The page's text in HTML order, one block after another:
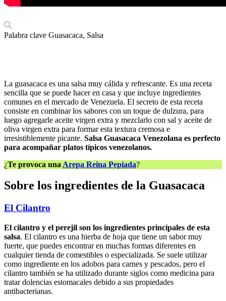
Palabra clave Guasacaca, Salsa
La guasacaca es una salsa muy cálida y refrescante. Es una receta
sencilla que se puede hacer en casa y que incluye ingredientes
comunes en el mercado de Venezuela. El secreto de esta receta
consiste en combinar los sabores con un toque de dulzura, para
luego agregarle aceite virgen extra y mezclarlo con sal y aceite de
oliva virgen extra para formar esta textura cremosa e
irresistiblemente picante. Salsa Guasacaca Venezolana es perfecto
para acompañar platos típicos venezolanos.
¿Te provoca una Arepa Reina Pepiada?
Sobre los ingredientes de la Guasacaca
El Cilantro
El cilantro y el perejil son los ingredientes principales de esta
salsa. El cilantro es una hierba de hoja que tiene un sabor muy
fuerte, que puedes encontrar en muchas formas diferentes en
cualquier tienda de comestibles o especializada. Se suele utilizar
como ingrediente en los adobos para carnes y pescados, pero el
cilantro también se ha utilizado durante siglos como medicina para
tratar dolencias estomacales debido a sus propiedades
antibacterianas.